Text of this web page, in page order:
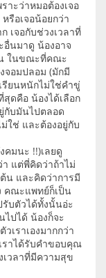
าะว่าหมอต้องเจอ
รือเจอน้อยกว่า
เจอกับช่วงเวลาที่
อื่นมาดู น้องอาจ
น ในขณะที่คณะ
จอมปลอม (มักมี
รียนหนักไม่ใช่คำขู่
ดคือ น้องได้เลือก
กับมันไปตลอด
ใช่ และต้องอยู่กับ
มนะ !!)เลยดู
า แต่พี่คิดว่าถ้าไม่
น และคิดว่าการมี
คณะแพทย์ก็เป็น
บตัวได้ทั้งนั้นอ่ะ
ไปได้ น้องก็จะ
เราเองมากกว่า
ราได้รับคำขอบคุณ
เวลาที่มีความสุข